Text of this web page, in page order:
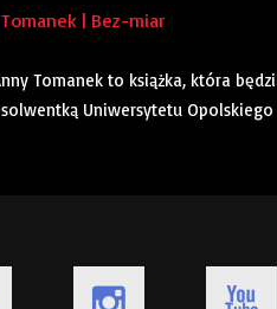
| Bez-miar
Tomanek to książka, która
Uniwersytetu Opolskiego